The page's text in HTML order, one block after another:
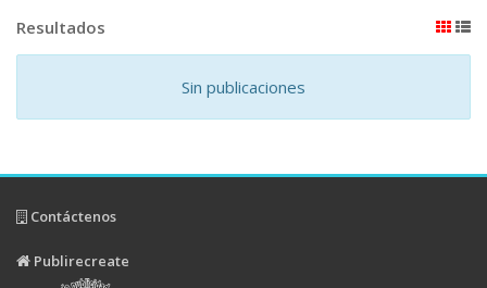
Resultados
Sin publicaciones
Contáctenos
Publirecreate